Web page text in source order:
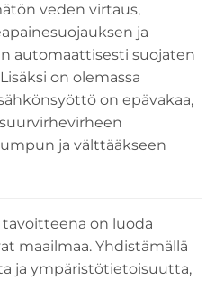
veden virtaus,
ja
automaattisesti suojaten
on olemassa
on epävakaa,
ja välttääkseen
tavoitteena on luoda
maailmaa. Yhdistämällä
ja ympäristötietoisuutta,